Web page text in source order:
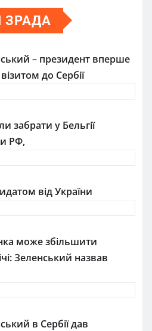
ЗРАДА
– президент вперше
до Сербії
забрати у Бельгії
РФ,
від України
може збільшити
Зеленський назвав
в Сербії дав